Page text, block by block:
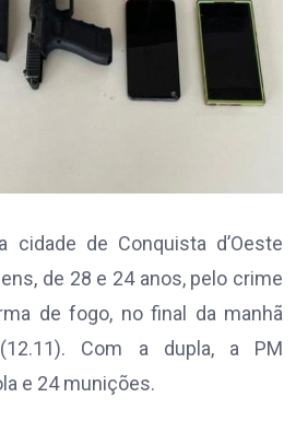
cidade de Conquista d’Oeste
de 28 e 24 anos, pelo crime
de fogo, no final da manhã
Com a dupla, a PM
e 24 munições.